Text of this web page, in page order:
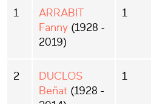
1
ARRABIT
Fanny (1928 -
2019)
1
2
DUCLOS
Beñat (1928 -
1